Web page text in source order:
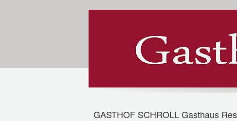
GASTHOF SCHROLL Gasthaus